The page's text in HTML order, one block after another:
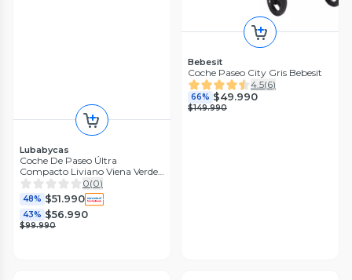
Lubabycas
Coche De Paseo Últra
Compacto Liviano Viena Verde
LuBabycas
0(0)
48% $51.990
43% $56.990
$99.990
Bebesit
Coche Paseo City Gris Bebesit
4.5(6)
66% $49.990
$149.990